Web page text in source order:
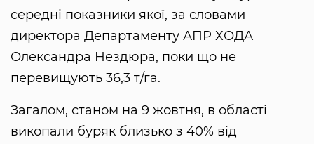
середні показники якої, за словами
директора Департаменту АПР ХОДА
Олександра Нездюра, поки що не
перевищують 36,3 т/га.
Загалом, станом на 9 жовтня, в області
викопали буряк близько з 40% від